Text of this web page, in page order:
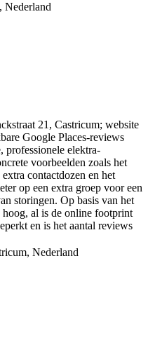
Nederland
21, Castricum; website
Google Places-reviews
professionele elektra-
voorbeelden zoals het
contactdozen en het
op een extra groep voor een
storingen. Op basis van het
al is de online footprint
en is het aantal reviews
Nederland